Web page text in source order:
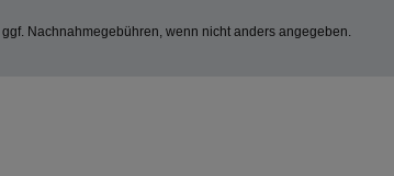
Nachnahmegebühren, wenn nicht anders angegeben.